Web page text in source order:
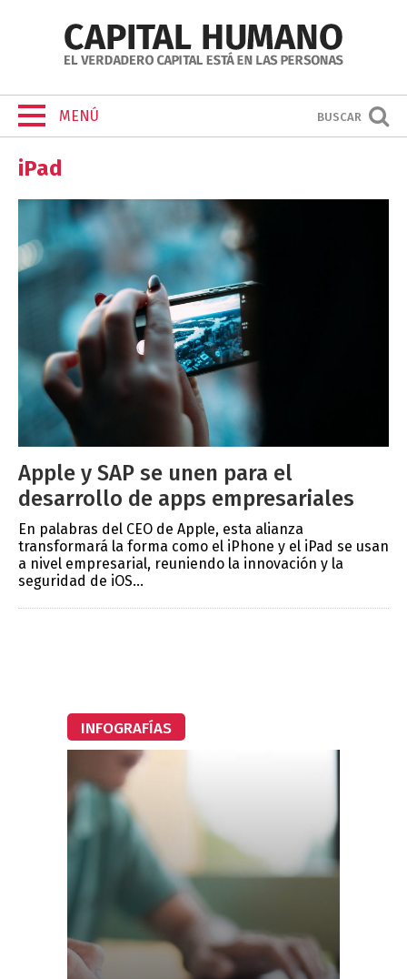
MENÚ BUSCAR
iPad
Apple y SAP se unen para el
desarrollo de apps empresariales
En palabras del CEO de Apple, esta alianza
transformará la forma como el iPhone y el iPad se usan
a nivel empresarial, reuniendo la innovación y la
seguridad de iOS...
INFOGRAFÍAS